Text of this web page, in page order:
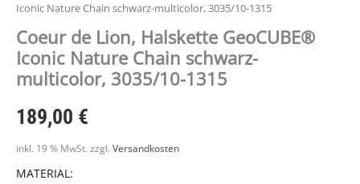
Iconic Nature Chain schwarz-multicolor, 3035/10-1315
Coeur de Lion, Halskette GeoCUBE®
Iconic Nature Chain schwarz-
multicolor, 3035/10-1315
189,00 €
inkl. 19 % MwSt. zzgl. Versandkosten
MATERIAL: